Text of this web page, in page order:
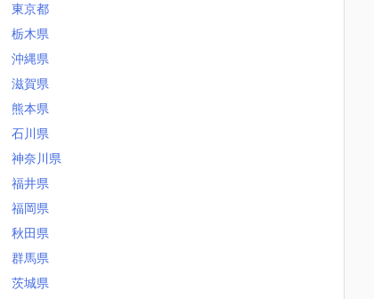
東京都
栃木県
沖縄県
滋賀県
熊本県
石川県
神奈川県
福井県
福岡県
秋田県
群馬県
茨城県